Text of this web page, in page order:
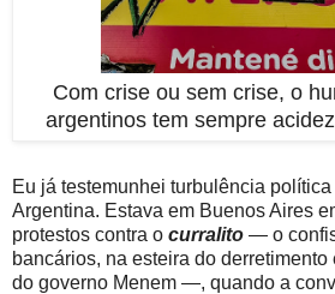
Com crise ou sem crise, o
argentinos tem sempre
Eu já testemunhei turbulência
Argentina. Estava em Buenos Aires
protestos contra o curralito — o
bancários, na esteira do
do governo Menem —, quando a